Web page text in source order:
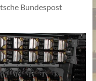
Bundespost